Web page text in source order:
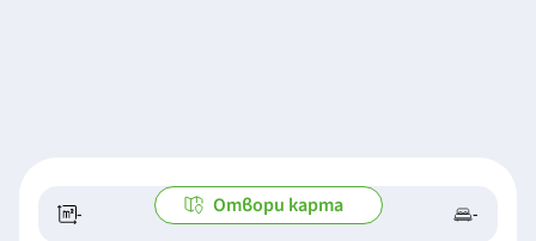
- -/- -
Отвори карта